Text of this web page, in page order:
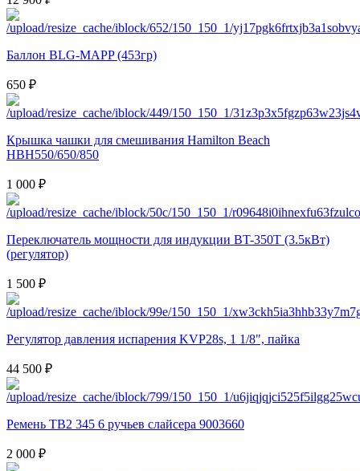
Баллон BLG-MAPP (453гр)
650 ₽
Крышка чашки для смешивания Hamilton Beach
HBH550/650/850
1 000 ₽
Переключатель мощности для индукции BT-350T (3.5кВт)
(регулятор)
1 500 ₽
Регулятор давления испарения KVP28s, 1 1/8", пайка
44 500 ₽
Ремень TB2 345 6 ручьев слайсера 9003660
2 000 ₽